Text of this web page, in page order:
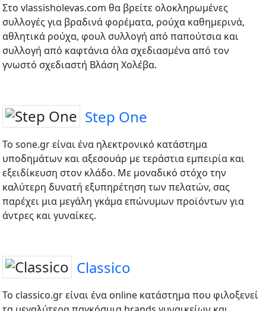
Στο vlassisholevas.com θα βρείτε ολοκληρωμένες
συλλογές για βραδινά φορέματα, ρούχα καθημερινά,
αθλητικά ρούχα, φουλ συλλογή από παπούτσια και
συλλογή από καφτάνια όλα σχεδιασμένα από τον
γνωστό σχεδιαστή Βλάση Χολέβα.
Step One
To sone.gr είναι ένα ηλεκτρονικό κατάστημα
υποδημάτων και αξεσουάρ με τεράστια εμπειρία και
εξειδίκευση στον κλάδο. Με μοναδικό στόχο την
καλύτερη δυνατή εξυπηρέτηση των πελατών, σας
παρέχει μια μεγάλη γκάμα επώνυμων προϊόντων για
άντρες και γυναίκες.
Classico
Το classico.gr είναι ένα online κατάστημα που φιλοξενεί